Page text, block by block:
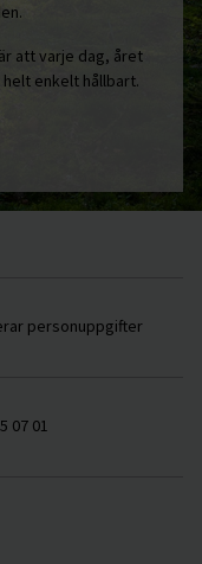
att varje dag, året
enkelt hållbart.
personuppgifter
07 01